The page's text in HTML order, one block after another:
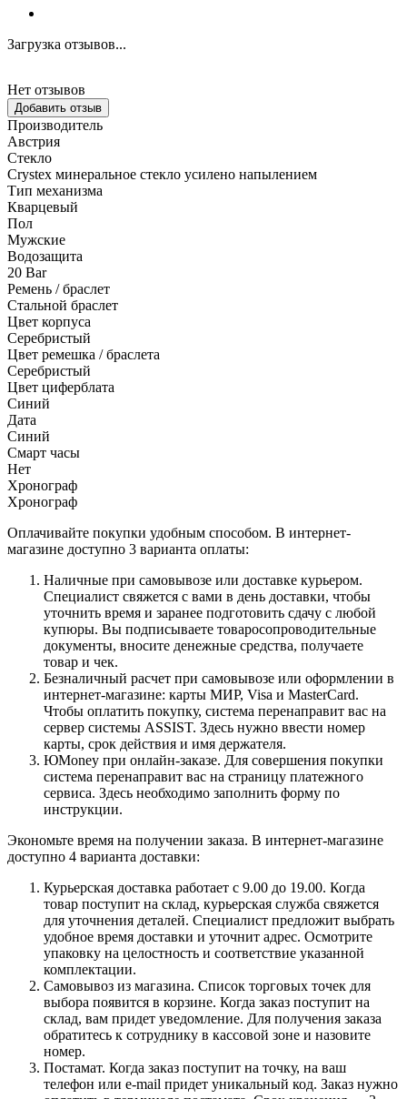
Загрузка отзывов...
Нет отзывов
Добавить отзыв
Производитель
Австрия
Стекло
Crystex минеральное стекло усилено напылением
Тип механизма
Кварцевый
Пол
Мужские
Водозащита
20 Bar
Ремень / браслет
Стальной браслет
Цвет корпуса
Серебристый
Цвет ремешка / браслета
Серебристый
Цвет циферблата
Синий
Дата
Синий
Смарт часы
Нет
Хронограф
Хронограф
Оплачивайте покупки удобным способом. В интернет-
магазине доступно 3 варианта оплаты:
Наличные при самовывозе или доставке курьером.
Специалист свяжется с вами в день доставки, чтобы
уточнить время и заранее подготовить сдачу с любой
купюры. Вы подписываете товаросопроводительные
документы, вносите денежные средства, получаете
товар и чек.
Безналичный расчет при самовывозе или оформлении в
интернет-магазине: карты МИР, Visa и MasterCard.
Чтобы оплатить покупку, система перенаправит вас на
сервер системы ASSIST. Здесь нужно ввести номер
карты, срок действия и имя держателя.
ЮMoney при онлайн-заказе. Для совершения покупки
система перенаправит вас на страницу платежного
сервиса. Здесь необходимо заполнить форму по
инструкции.
Экономьте время на получении заказа. В интернет-магазине
доступно 4 варианта доставки:
Курьерская доставка работает с 9.00 до 19.00. Когда
товар поступит на склад, курьерская служба свяжется
для уточнения деталей. Специалист предложит выбрать
удобное время доставки и уточнит адрес. Осмотрите
упаковку на целостность и соответствие указанной
комплектации.
Самовывоз из магазина. Список торговых точек для
выбора появится в корзине. Когда заказ поступит на
склад, вам придет уведомление. Для получения заказа
обратитесь к сотруднику в кассовой зоне и назовите
номер.
Постамат. Когда заказ поступит на точку, на ваш
телефон или e-mail придет уникальный код. Заказ нужно